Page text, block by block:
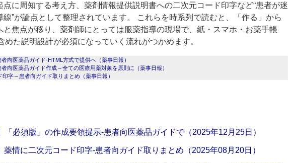
点に周知する考え方、薬剤情報提供説明書への二次元コード印字など“患者が迷
線”が論点として整理されています。 これらを時系列で読むと、「作る」から
と焦点が移り、薬剤師にとっては服薬指導の現場で、紙・スマホ・お薬手帳
めた説明設計が必須になっていく流れがつかめます。
者向医薬品ガイド‐HTML方式で提供へ（薬事日報）
者向医薬品ガイド作成～全ての医療用薬対象を原則に（薬事日報）
字～患者向ガイド取りまとめ（薬事日報）
「必須版」の作成要領提示‐患者向医薬品ガイドで（2025年12月25日）
薬情に二次元コード印字‐患者向ガイド取りまとめ（2025年08月20日）